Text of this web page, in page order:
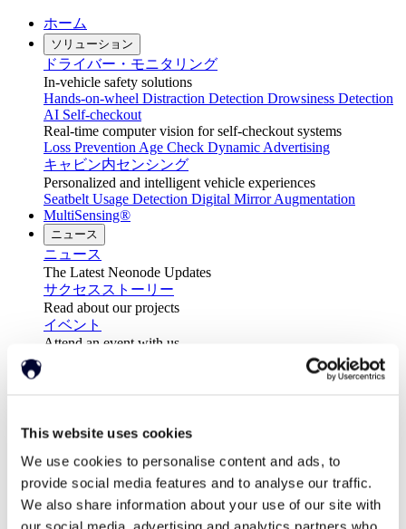
This website uses cookies
We use cookies to personalise content and ads, to
provide social media features and to analyse our traffic.
We also share information about your use of our site with
ホーム
ソリューション
ドライバー・モニタリング
In-vehicle safety solutions
Hands-on-wheel Distraction Detection Drowsiness Detection
AI Self-checkout
Real-time computer vision for self-checkout systems
Loss Prevention Age Check Dynamic Advertising
キャビン内センシング
Personalized and intelligent vehicle experiences
Seatbelt Usage Detection Digital Mirror Augmentation
MultiSensing®
ニュース
ニュース
The Latest Neonode Updates
サクセスストーリー
Read about our projects
イベント
Attend an event with us
投資家
SEC Reports and Filings
PRとマーケット・コミュニケーション
マーケット・コミュニケーション
会社概要